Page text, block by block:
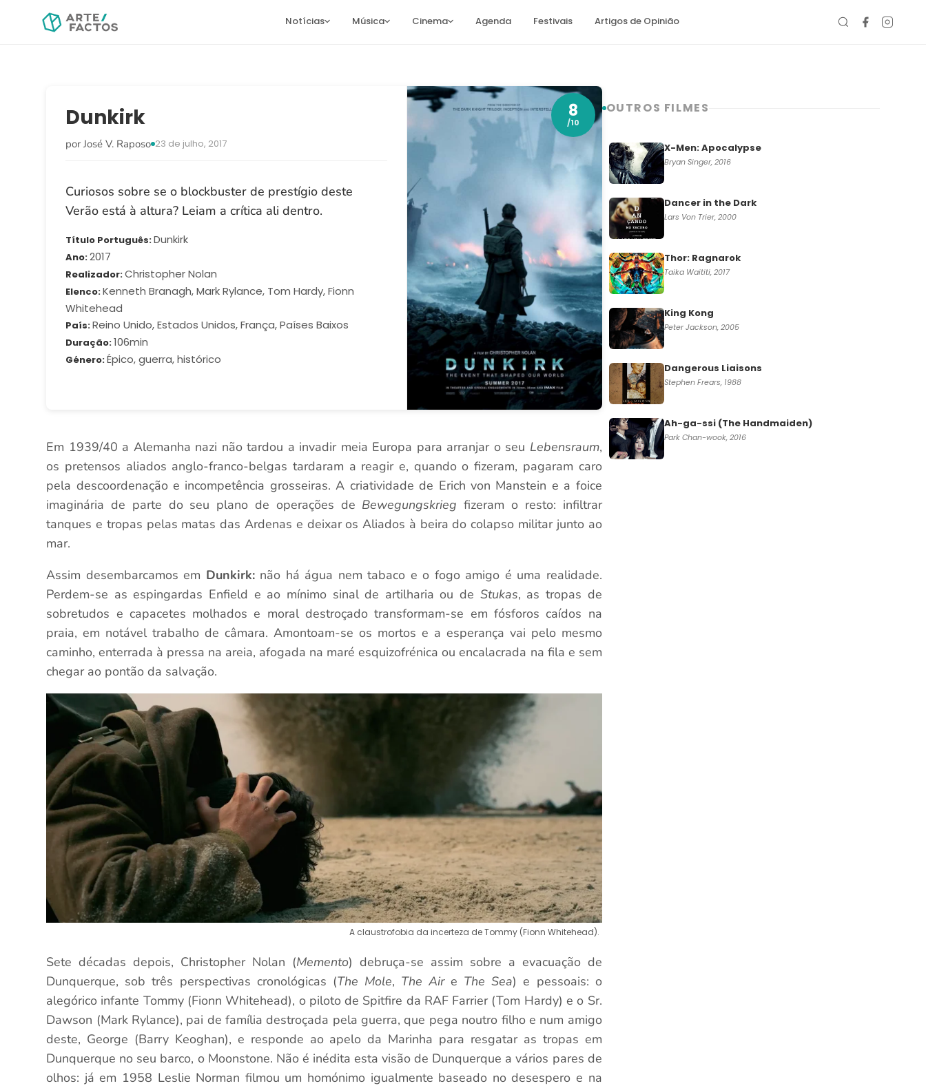
Notícias Música Cinema Agenda Festivais Artigos de Opinião
Dunkirk
por José V. Raposo 23 de julho, 2017
Curiosos sobre se o blockbuster de prestígio deste
Verão está à altura? Leiam a crítica ali dentro.
Título Português Dunkirk
Ano 2017
Realizador Christopher Nolan
Elenco Kenneth Branagh, Mark Rylance, Tom Hardy, Fionn
Whitehead
País Reino Unido, Estados Unidos, França, Países Baixos
Duração 106min
Género Épico, guerra, histórico
8
/10
Em 1939/40 a Alemanha nazi não tardou a invadir meia Europa para arranjar o seu Lebensraum,
os pretensos aliados anglo-franco-belgas tardaram a reagir e, quando o fizeram, pagaram caro
pela descoordenação e incompetência grosseiras. A criatividade de Erich von Manstein e a foice
imaginária de parte do seu plano de operações de Bewegungskriegfizeram o resto: infiltrar
tanques e tropas pelas matas das Ardenas e deixar os Aliados à beira do colapso militar junto ao
mar.
Assim desembarcamos em Dunkirk:não há água nem tabaco e o fogo amigo é uma realidade.
Perdem-se as espingardas Enfield e ao mínimo sinal de artilharia ou de Stukas, as tropas de
sobretudos e capacetes molhados e moral destroçado transformam-se em fósforos caídos na
praia, em notável trabalho de câmara. Amontoam-se os mortos e a esperança vai pelo mesmo
caminho, enterrada à pressa na areia, afogada na maré esquizofrénica ou encalacrada na fila e sem
chegar ao pontão da salvação.
A claustrofobia da incerteza de Tommy (Fionn Whitehead).
Sete décadas depois, Christopher Nolan (Memento) debruça-se assim sobre a evacuação de
Dunquerque, sob três perspectivas cronológicas (The Mole, The Aire The Sea) e pessoais: o
alegórico infante Tommy (Fionn Whitehead), o piloto de Spitfire da RAF Farrier (Tom Hardy) e o Sr.
Dawson (Mark Rylance), pai de família destroçada pela guerra, que pega noutro filho e num amigo
deste, George (Barry Keoghan), e responde ao apelo da Marinha para resgatar as tropas em
Dunquerque no seu barco, o Moonstone. Não é inédita esta visão de Dunquerque a vários pares de
olhos: já em 1958 Leslie Norman filmou um homónimo igualmente baseado no desespero e na
OUTROS FILMES
X-Men: Apocalypse
Bryan Singer, 2016
Dancer in the Dark
Lars Von Trier, 2000
Thor: Ragnarok
Taika Waititi, 2017
King Kong
Peter Jackson, 2005
Dangerous Liaisons
Stephen Frears, 1988
Ah-ga-ssi (The Handmaiden)
Park Chan-wook, 2016